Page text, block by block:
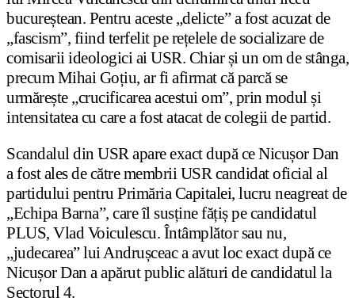
bucureștean. Pentru aceste „delicte” a fost acuzat de
„fascism”, fiind terfelit pe rețelele de socializare de
comisarii ideologici ai USR. Chiar și un om de stânga,
precum Mihai Goțiu, ar fi afirmat că parcă se
urmărește „crucificarea acestui om”, prin modul și
intensitatea cu care a fost atacat de colegii de partid.
Scandalul din USR apare exact după ce Nicușor Dan
a fost ales de către membrii USR candidat oficial al
partidului pentru Primăria Capitalei, lucru neagreat de
„Echipa Barna”, care îl susține fățiș pe candidatul
PLUS, Vlad Voiculescu. Întâmplător sau nu,
„judecarea” lui Andrușceac a avut loc exact după ce
Nicușor Dan a apărut public alături de candidatul la
Sectorul 4.